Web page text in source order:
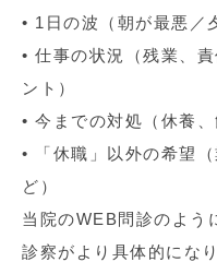
• 1日の波（朝が最悪／
• 仕事の状況（残業、
ント）
• 今までの対処（休養
• 「休職」以外の希望
ど）
当院のWEB問診のよう
診察がより具体的になり